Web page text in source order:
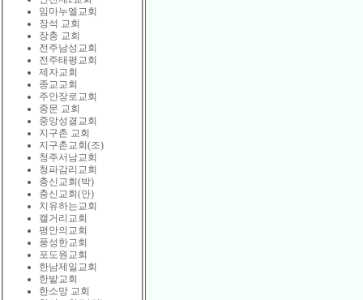
임마누엘교회
장석 교회
장충 교회
전주남성교회
전주태평교회
제자교회
종교교회
주안장로교회
중문 교회
중앙성결교회
지구촌 교회
지구촌교회(조)
청주서남교회
청파감리교회
충신교회(박)
충신교회(안)
치유하는교회
캘거리교회
평안의교회
풍성한교회
포도원교회
한남제일교회
한밭교회
한소망 교회